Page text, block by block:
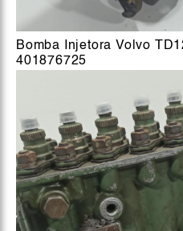
Bomba Injetora Volvo
401876725